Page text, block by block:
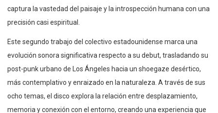
captura la vastedad del paisaje y la introspección humana con una
precisión casi espiritual.
Este segundo trabajo del colectivo estadounidense marca una
evolución sonora significativa respecto a su debut, trasladando su
post-punk urbano de Los Ángeles hacia un shoegaze desértico,
más contemplativo y enraizado en la naturaleza. A través de sus
ocho temas, el disco explora la relación entre desplazamiento,
memoria y conexión con el entorno, creando una experiencia que